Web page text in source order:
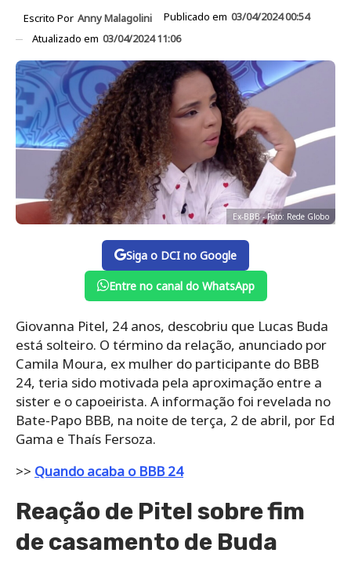
Escrito Por Anny Malagolini Publicado em 03/04/2024 00:54
Atualizado em 03/04/2024 11:06
Ex-BBB - Foto: Rede Globo
Siga o DCI no Google
Entre no canal do WhatsApp
Giovanna Pitel, 24 anos, descobriu que Lucas Buda
está solteiro. O término da relação, anunciado por
Camila Moura, ex mulher do participante do BBB
24, teria sido motivada pela aproximação entre a
sister e o capoeirista. A informação foi revelada no
Bate-Papo BBB, na noite de terça, 2 de abril, por Ed
Gama e Thaís Fersoza.
>> Quando acaba o BBB 24
Reação de Pitel sobre fim
de casamento de Buda